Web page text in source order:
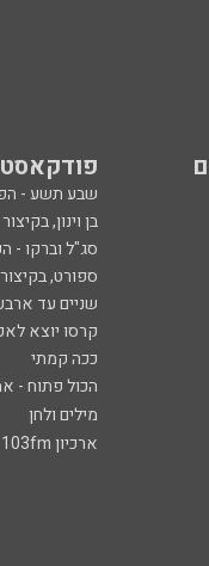
שבע תשע -
בן וינון, בקיצור
סג"ל וברקו -
ספורט, בקיצור
שניים עד
קרסו יוצא
ככה קמתי
הכול פתוח -
מילים ולחן
ארכיון 103fm